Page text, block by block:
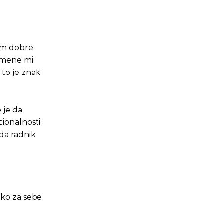
dobre
mi
to je znak
je da
radnik
za sebe